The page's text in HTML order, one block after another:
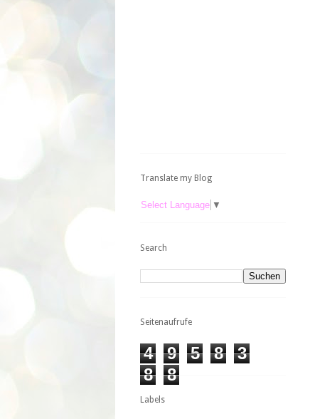
Translate my Blog
Select Language ▼
Search
Seitenaufrufe
4 9 5 8
3
8
8
Labels